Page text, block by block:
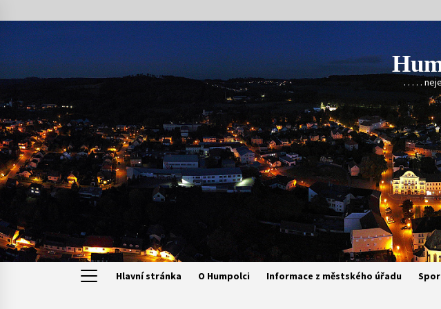
to
content
. . . . .
Hlavní stránka O Humpolci Informace z městského úřadu